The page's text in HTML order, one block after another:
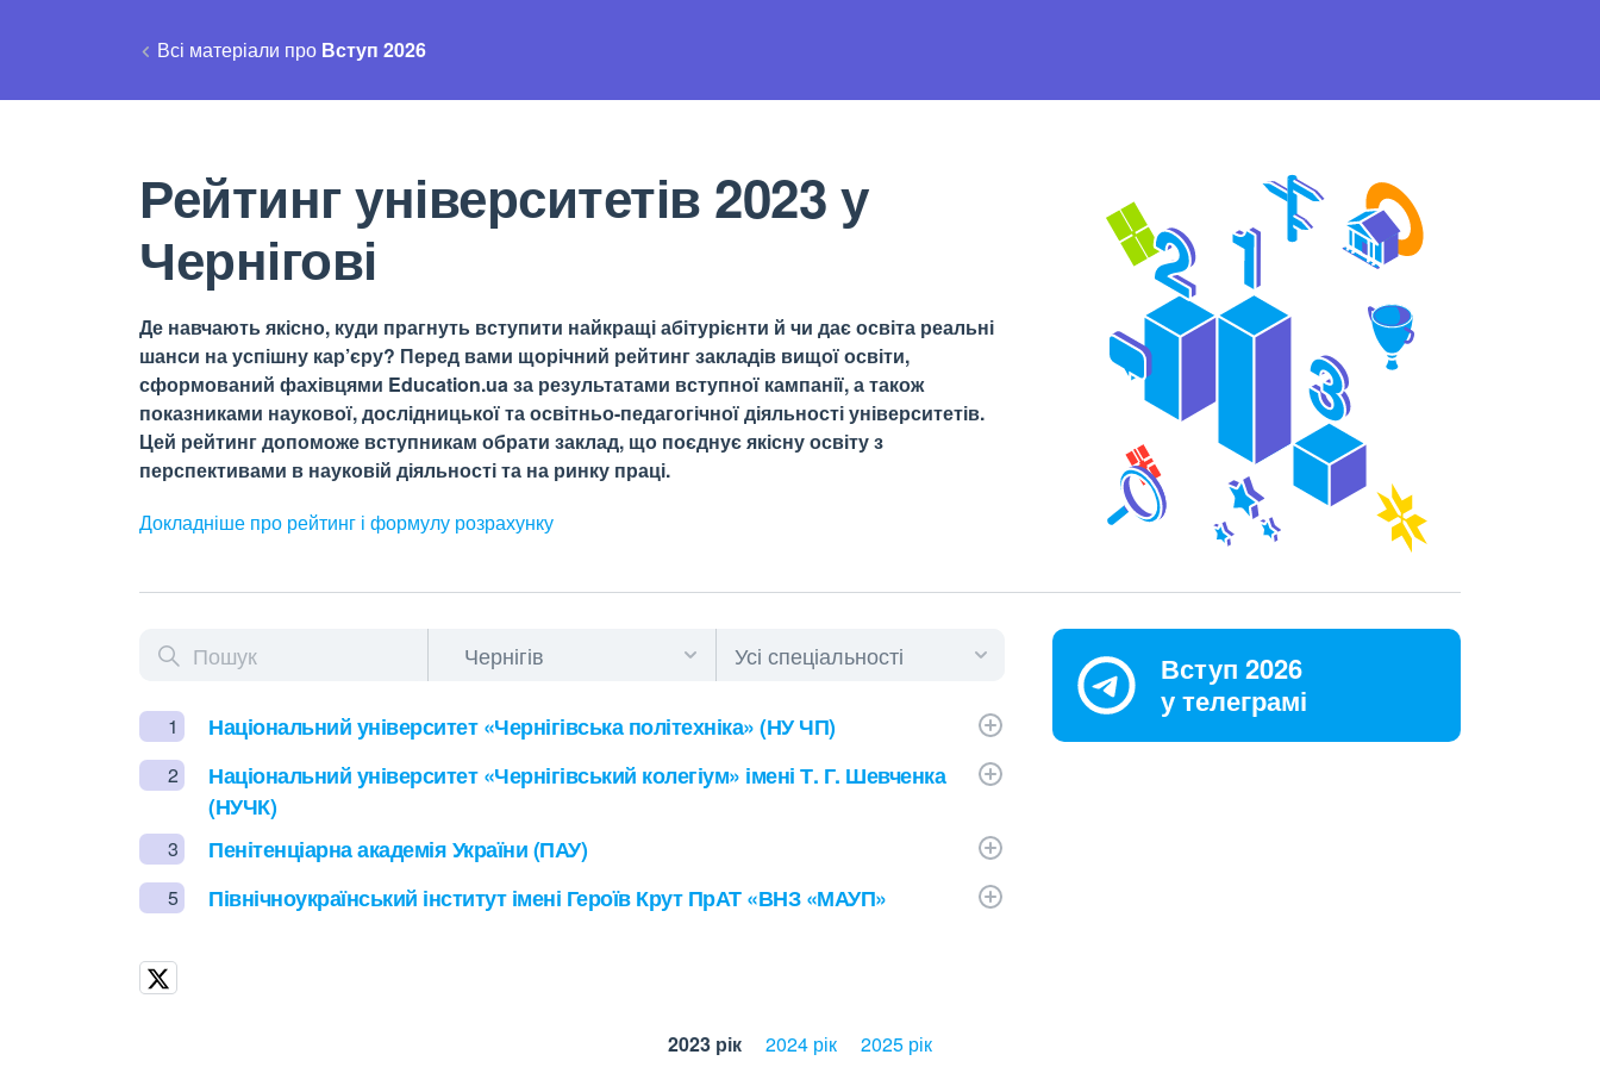
Всі матеріали про Вступ 2026
Рейтинг університетів 2023 у
Чернігові
Де навчають якісно, куди прагнуть вступити найкращі абітурієнти й чи дає освіта реальні
шанси на успішну кар’єру? Перед вами щорічний рейтинг закладів вищої освіти,
сформований фахівцями Education.ua за результатами вступної кампанії, а також
показниками наукової, дослідницької та освітньо-педагогічної діяльності університетів.
Цей рейтинг допоможе вступникам обрати заклад, що поєднує якісну освіту з
перспективами в науковій діяльності та на ринку праці.
Докладніше про рейтинг і формулу розрахунку
1 Національний університет «Чернігівська політехніка» (НУ ЧП)
2
Національний університет «Чернігівський колегіум» імені Т. Г. Шевченка
(НУЧК)
3 Пенітенціарна академія України (ПАУ)
5 Північноукраїнський інститут імені Героїв Крут ПрАТ «ВНЗ «МАУП»
Вступ 2026
у телеграмі
2023 рік 2024 рік 2025 рік